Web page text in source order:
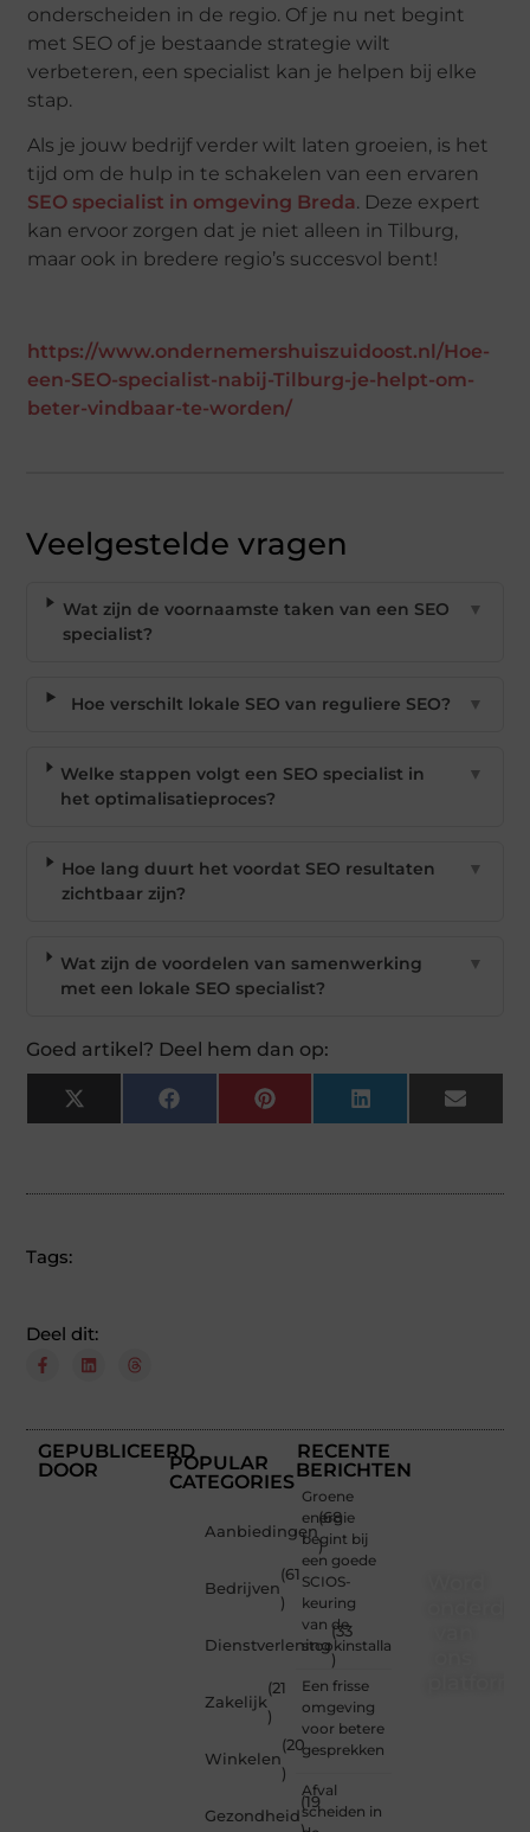
onderscheiden in de regio. Of je nu net begint
met SEO of je bestaande strategie wilt
verbeteren, een specialist kan je helpen bij elke
stap.
Als je jouw bedrijf verder wilt laten groeien, is het
tijd om de hulp in te schakelen van een ervaren
SEO specialist in omgeving Breda. Deze expert
kan ervoor zorgen dat je niet alleen in Tilburg,
maar ook in bredere regio’s succesvol bent!
https://www.ondernemershuiszuidoost.nl/Hoe-
een-SEO-specialist-nabij-Tilburg-je-helpt-om-
beter-vindbaar-te-worden/
Veelgestelde vragen
Wat zijn de voornaamste taken van een SEO
specialist?
▼
Hoe verschilt lokale SEO van reguliere SEO? ▼
Welke stappen volgt een SEO specialist in
het optimalisatieproces?
▼
Hoe lang duurt het voordat SEO resultaten
zichtbaar zijn?
▼
Wat zijn de voordelen van samenwerking
met een lokale SEO specialist?
▼
Goed artikel? Deel hem dan op:
X
(Twitter)
Facebook Pinterest LinkedIn Email
Tags:
Deel dit:
GEPUBLICEERD
DOOR
POPULAR
CATEGORIES
Aanbiedingen
(68
)
Bedrijven
(61
)
Dienstverlening
(33
)
Zakelijk
(21
)
Winkelen
(20
)
Gezondheid
(19
RECENTE
BERICHTEN
Groene
energie
begint bij
een goede
SCIOS-
keuring
van de
stookinstallatie
Een frisse
omgeving
voor betere
gesprekken
Afval
scheiden in